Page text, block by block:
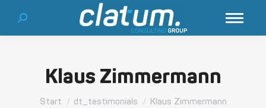
Search:
Klaus Zimmermann
Sie befinden sich hier:
Start dt_testimonials Klaus Zimmermann